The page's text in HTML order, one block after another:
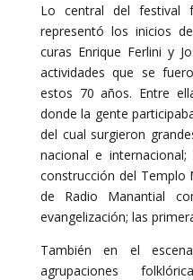
Lo central del
representó los inicios
curas Enrique Ferlini y
actividades que se
estos 70 años. Entre
donde la gente
del cual surgieron
nacional e
construcción del Templo
de Radio Manantial
evangelización; las
También en el
agrupaciones